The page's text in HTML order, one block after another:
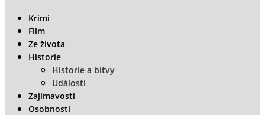
Krimi
Film
Ze života
Historie
Historie a bitvy
Události
Zajímavosti
Osobnosti